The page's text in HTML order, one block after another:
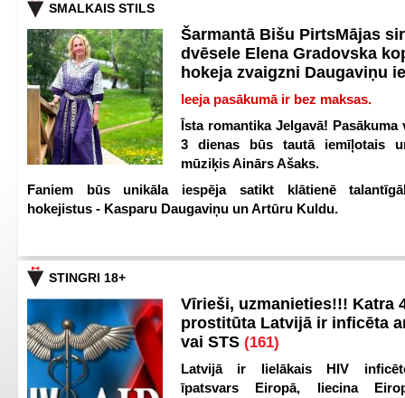
SMALKAIS STILS
Šarmantā Bišu PirtsMājas
dvēsele Elena Gradovska
hokeja zvaigzni Daugaviņu
Ieeja pasākumā ir bez maksas.
Īsta romantika Jelgavā! Pasākuma
3 dienas būs tautā iemīļotais
mūziķis Ainārs Ašaks.
Faniem būs unikāla iespēja satikt klātienē
hokejistus - Kasparu Daugaviņu un Artūru Kuldu.
STINGRI 18+
Vīrieši, uzmanieties!!! Katra
prostitūta Latvijā ir inficēta
vai STS (161)
Latvijā ir lielākais HIV
īpatsvars Eiropā, liecina